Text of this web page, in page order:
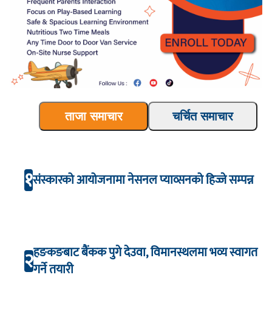
ताजा समाचार चर्चित समाचार
१संस्कारको आयोजनामा नेसनल प्याव्सनको हिज्जे सम्पन्न
२हङकङबाट बैंकक पुगे देउवा, विमानस्थलमा भव्य स्वागत
गर्ने तयारी